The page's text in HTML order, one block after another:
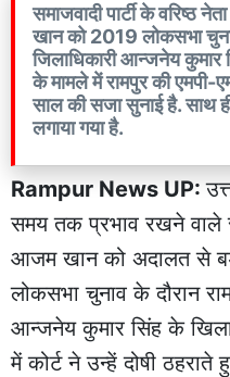
समाजवादी पार्टी के वरिष्ठ
खान को 2019 लोकसभा
जिलाधिकारी आन्जनेय कुमार
के मामले में रामपुर की एमपी-
साल की सजा सुनाई है. साथ
लगाया गया है.
Rampur News UP:
समय तक प्रभाव रखने वाले
आजम खान को अदालत से
लोकसभा चुनाव के दौरान
आन्जनेय कुमार सिंह के
में कोर्ट ने उन्हें दोषी